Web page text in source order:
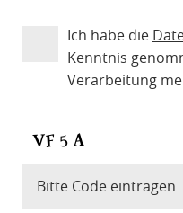
Ich habe die
Kenntnis
Verarbeitung